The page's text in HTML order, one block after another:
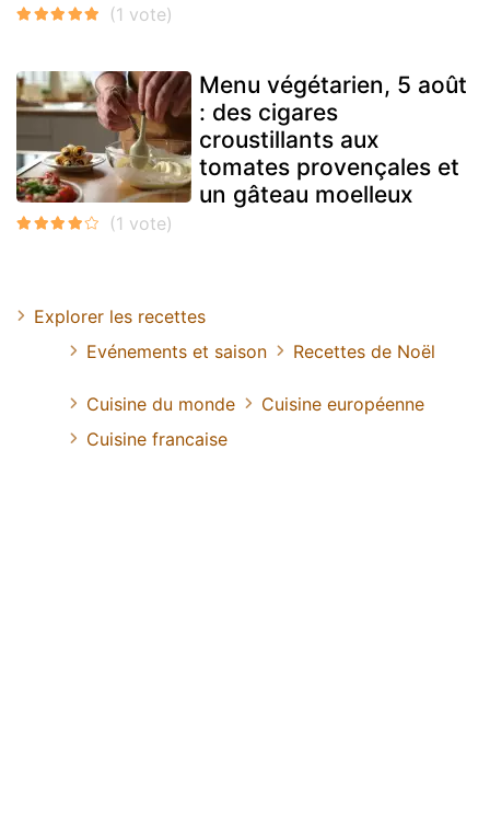
Menu végétarien, 5 août
: des cigares
croustillants aux
tomates provençales et
un gâteau moelleux
Explorer les recettes
Evénements et saison
Recettes de Noël
Cuisine du monde
Cuisine européenne
Cuisine francaise